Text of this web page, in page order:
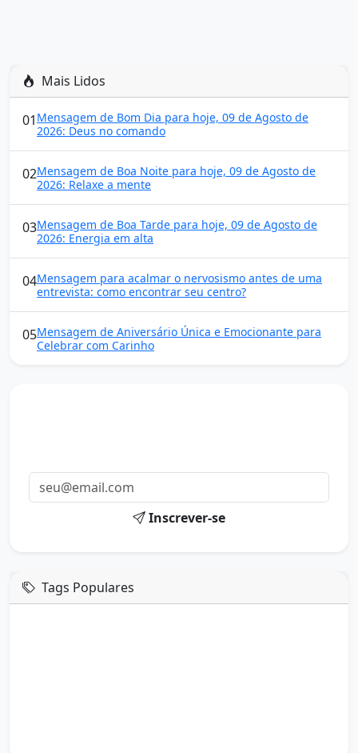
Mais Lidos
01 Mensagem de Bom Dia para hoje, 09 de Agosto de
2026: Deus no comando
02Mensagem de Boa Noite para hoje, 09 de Agosto de
2026: Relaxe a mente
03Mensagem de Boa Tarde para hoje, 09 de Agosto de
2026: Energia em alta
04Mensagem para acalmar o nervosismo antes de uma
entrevista: como encontrar seu centro?
05Mensagem de Aniversário Única e Emocionante para
Celebrar com Carinho
Inscrever-se
Tags Populares